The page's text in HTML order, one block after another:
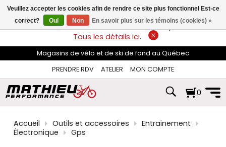
flèches
haut
et
pour
sélectionner
disponible.
Appuyez
pour
accéder
LIVRAISON GRATUITEsur les commandes de plus de 74$*.
Tous les détails ici.
Magasins de vélo et de ski de fond au Québec
PRENDRE RDV
ATELIER MON COMPTE
0
Accueil Outils et accessoires
Entrainement
Électronique
Gps
Veuillez accepter les cookies afin de rendre ce site plus fonctionnel Est-ce
correct?
Oui Non En savoir plus sur les témoins (cookies) »